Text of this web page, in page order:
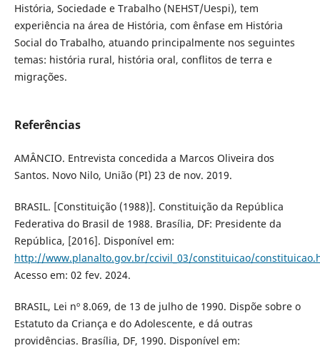
História, Sociedade e Trabalho (NEHST/Uespi), tem
experiência na área de História, com ênfase em História
Social do Trabalho, atuando principalmente nos seguintes
temas: história rural, história oral, conflitos de terra e
migrações.
Referências
AMÂNCIO. Entrevista concedida a Marcos Oliveira dos
Santos. Novo Nilo, União (PI) 23 de nov. 2019.
BRASIL. [Constituição (1988)]. Constituição da República
Federativa do Brasil de 1988. Brasília, DF: Presidente da
República, [2016]. Disponível em:
http://www.planalto.gov.br/ccivil_03/constituicao/
Acesso em: 02 fev. 2024.
BRASIL, Lei nº 8.069, de 13 de julho de 1990. Dispõe sobre o
Estatuto da Criança e do Adolescente, e dá outras
providências. Brasília, DF, 1990. Disponível em: